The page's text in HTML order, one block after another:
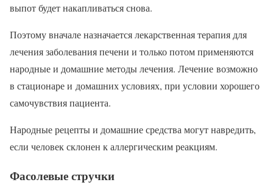
выпот будет накапливаться снова.
Поэтому вначале назначается лекарственная терапия для
лечения заболевания печени и только потом применяются
народные и домашние методы лечения. Лечение возможно
в стационаре и домашних условиях, при условии хорошего
самочувствия пациента.
Народные рецепты и домашние средства могут навредить,
если человек склонен к аллергическим реакциям.
Фасолевые стручки